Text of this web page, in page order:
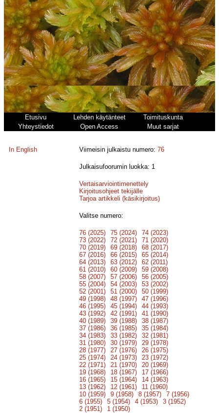
Etusivu Lehden käytänteet
Toimituskunta
Yhteystiedot
Open Access Muut sarjat
In English Viimeisin julkaistu numero:76
Julkaisufoorumin luokka: 1
Vertaisarviointimenettely
Kirjoitusohjeet tekijälle
Tarjoa artikkeli (käsikirjoitus)
Valitse numero:
76 (2025) 75 (2024)
74 (2023)
73 (2022)
72 (2021)
71 (2020)
70 (2019)
69 (2018)
68 (2017)
67 (2016)
66 (2015)
65 (2014)
64 (2013)
63 (2012)
62 (2011)
61 (2010)
60 (2009)
59 (2008)
58 (2007)
57 (2006)
56 (2005)
55 (2004)
54 (2003)
53 (2002)
52 (2001)
51 (2000)
50 (1999)
49 (1998)
48 (1997)
47 (1996)
46 (1995)
45 (1994)
44 (1993)
43 (1992)
42 (1991)
41 (1990)
40 (1989)
39 (1988)
38 (1987)
37 (1986)
36 (1985)
35 (1984)
34 (1983)
33 (1982)
32 (1981)
31 (1980)
30 (1979)
29 (1978)
28 (1977)
27 (1976)
26 (1975)
25 (1974)
24 (1973)
23 (1972)
22 (1971)
21 (1970)
20 (1969)
19 (1968)
18 (1967)
17 (1966)
16 (1965)
15 (1964)
14 (1963)
13 (1962)
12 (1961)
11 (1960)
10 (1959)
9 (1958) 8 (1957)
7 (1956)
6 (1955)
5 (1954) 4 (1953)
3 (1952)
2 (1951)
1 (1950)